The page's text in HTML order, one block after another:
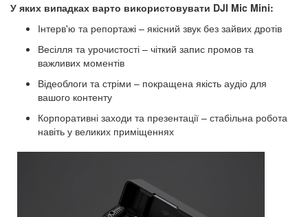
У яких випадках варто використовувати DJI Mic Mini:
Інтерв'ю та репортажі – якісний звук без зайвих дротів
Весілля та урочистості – чіткий запис промов та
важливих моментів
Відеоблоги та стріми – покращена якість аудіо для
вашого контенту
Корпоративні заходи та презентації – стабільна робота
навіть у великих приміщеннях